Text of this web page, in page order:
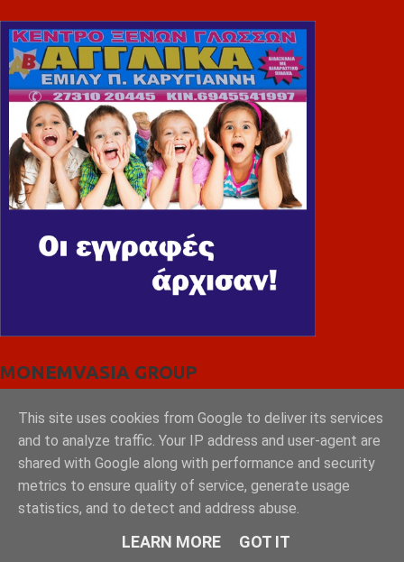
MONEMVASIA GROUP
This site uses cookies from Google to deliver its services
and to analyze traffic. Your IP address and user-agent are
shared with Google along with performance and security
metrics to ensure quality of service, generate usage
statistics, and to detect and address abuse.
LEARN MORE GOT IT